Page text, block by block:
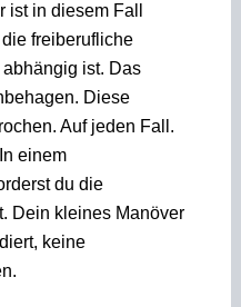
ist in diesem Fall
freiberufliche
ist. Das
Diese
Auf jeden Fall.
einem
du die
Dein kleines Manöver
keine